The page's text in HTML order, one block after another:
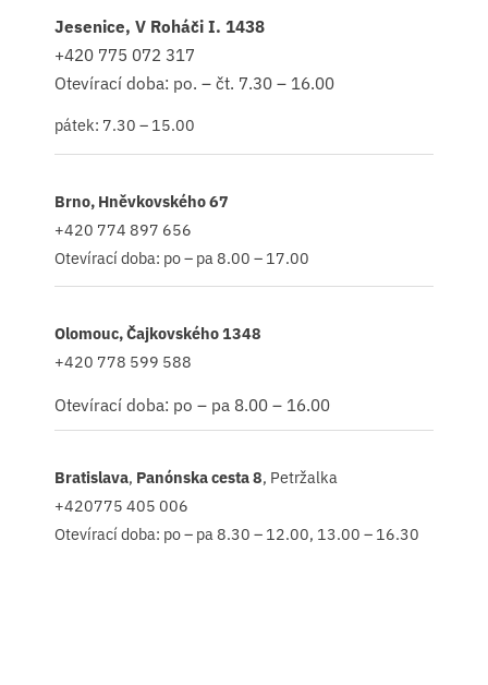
Jesenice, V Roháči I. 1438
+420 775 072 317
Otevírací doba: po. – čt. 7.30 – 16.00
pátek: 7.30 – 15.00
Brno, Hněvkovského 67
+420 774 897 656
Otevírací doba: po – pa 8.00 – 17.00
Olomouc, Čajkovského 1348
+420 778 599 588
Otevírací doba: po – pa 8.00 – 16.00
Bratislava, Panónska cesta 8, Petržalka
+420775 405 006
Otevírací doba: po – pa 8.30 – 12.00, 13.00 – 16.30